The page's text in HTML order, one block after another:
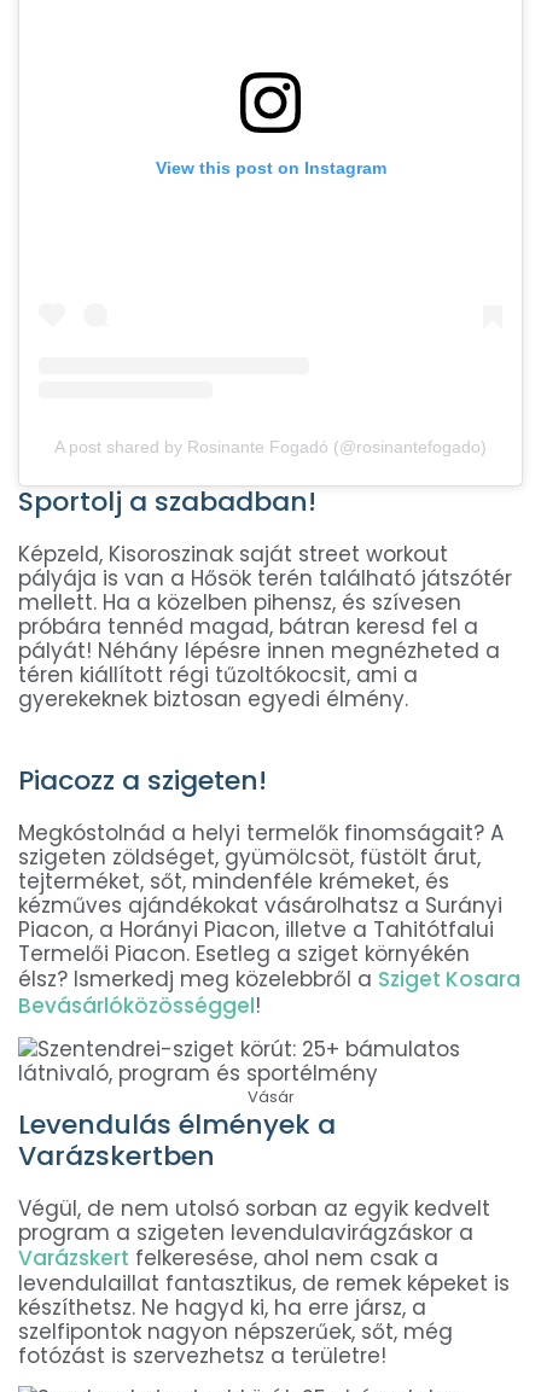
View this post on Instagram
A post shared by Rosinante Fogadó (@rosinantefogado)
Sportolj a szabadban!
Képzeld, Kisoroszinak saját street workout
pályája is van a Hősök terén található játszótér
mellett. Ha a közelben pihensz, és szívesen
próbára tennéd magad, bátran keresd fel a
pályát! Néhány lépésre innen megnézheted a
téren kiállított régi tűzoltókocsit, ami a
gyerekeknek biztosan egyedi élmény.
Piacozz a szigeten!
Megkóstolnád a helyi termelők finomságait? A
szigeten zöldséget, gyümölcsöt, füstölt árut,
tejterméket, sőt, mindenféle krémeket, és
kézműves ajándékokat vásárolhatsz a Surányi
Piacon, a Horányi Piacon, illetve a Tahitótfalui
Termelői Piacon. Esetleg a sziget környékén
élsz? Ismerkedj meg közelebbről a Sziget Kosara
Bevásárlóközösséggel!
Vásár
Levendulás élmények a
Varázskertben
Végül, de nem utolsó sorban az egyik kedvelt
program a szigeten levendulavirágzáskor a
Varázskert felkeresése, ahol nem csak a
levendulaillat fantasztikus, de remek képeket is
készíthetsz. Ne hagyd ki, ha erre jársz, a
szelfipontok nagyon népszerűek, sőt, még
fotózást is szervezhetsz a területre!